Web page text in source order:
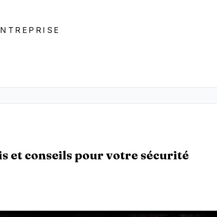
et conseils pour votre sécurité